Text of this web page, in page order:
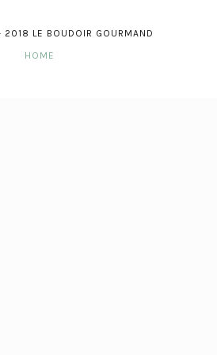
LE BOUDOIR GOURMAND
HOME